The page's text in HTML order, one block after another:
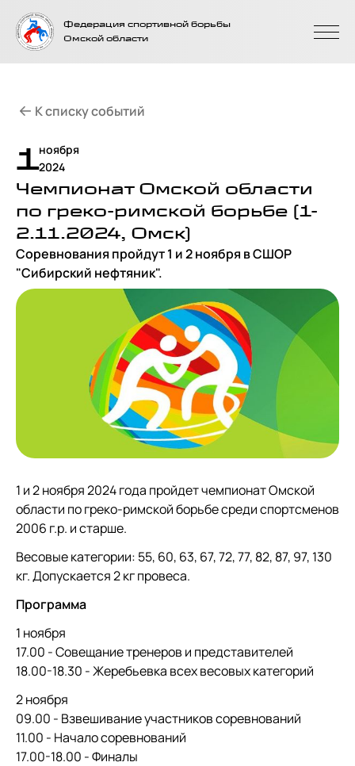
На главную
страницу
Федерация спортивной борьбы
Омской области
1ноября
2024
Чемпионат Омской области
по греко-римской борьбе (1-
2.11.2024, Омск)
Соревнования пройдут 1 и 2 ноября в СШОР
"Сибирский нефтяник".
1 и 2 ноября 2024 года пройдет чемпионат Омской
области по греко-римской борьбе среди спортсменов
2006 г.р. и старше.
Весовые категории: 55, 60, 63, 67, 72, 77, 82, 87, 97, 130
кг. Допускается 2 кг провеса.
Программа
1 ноября
17.00 - Совещание тренеров и представителей
18.00-18.30 - Жеребьевка всех весовых категорий
2 ноября
09.00 - Взвешивание участников соревнований
11.00 - Начало соревнований
17.00-18.00 - Финалы
К списку событий